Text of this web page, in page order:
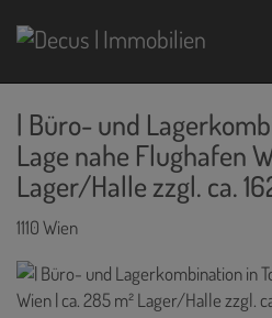
| Büro- und
Lage nahe Flughafen
Lager/Halle zzgl. ca.
1110 Wien